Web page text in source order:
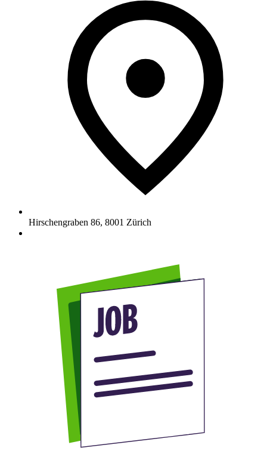
Hirschengraben 86, 8001 Zürich